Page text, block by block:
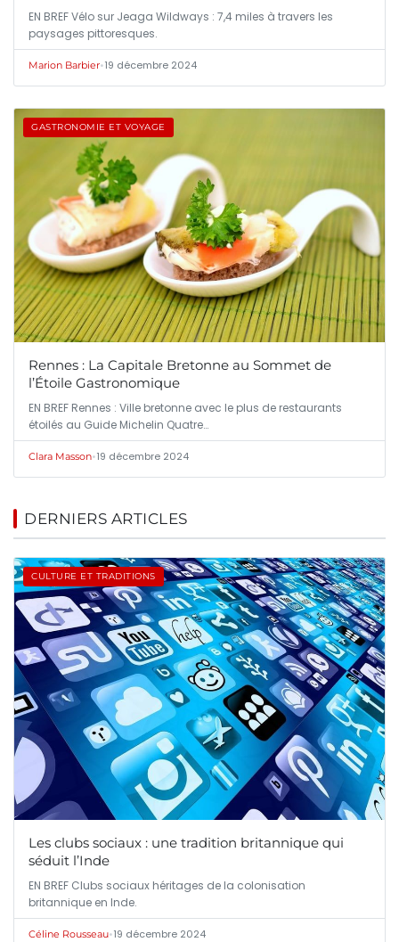
EN BREF Vélo sur Jeaga Wildways : 7,4 miles à travers les
paysages pittoresques.
Marion Barbier•19 décembre 2024
GASTRONOMIE ET VOYAGE
Rennes : La Capitale Bretonne au Sommet de
l’Étoile Gastronomique
EN BREF Rennes : Ville bretonne avec le plus de restaurants
étoilés au Guide Michelin Quatre…
Clara Masson•19 décembre 2024
DERNIERS ARTICLES
CULTURE ET TRADITIONS
Les clubs sociaux : une tradition britannique qui
séduit l’Inde
EN BREF Clubs sociaux héritages de la colonisation
britannique en Inde.
Céline Rousseau•19 décembre 2024